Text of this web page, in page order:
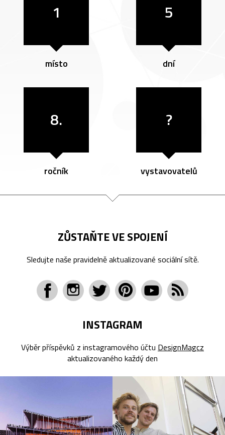
1
místo
5
dní
8.
ročník
?
vystavovatelů
ZŮSTAŇTE VE SPOJENÍ
Sledujte naše pravidelně aktualizované sociální sítě.
INSTAGRAM
Výběr příspěvků z instagramového účtu DesignMagcz
aktualizovaného každý den